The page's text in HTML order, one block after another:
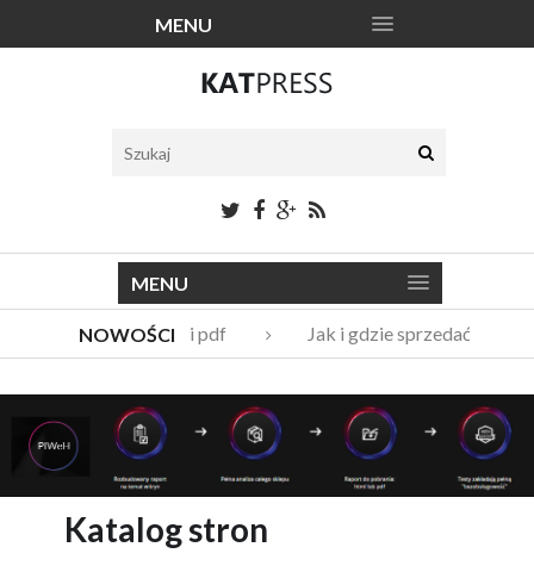
MENU
MENU
NOWOŚCI
Katalogi narzędzi pdf
Jak i gdzie sprzedać stare
Vito Bambino – kim jest nowy członek Męskie Granie
Katalog stron